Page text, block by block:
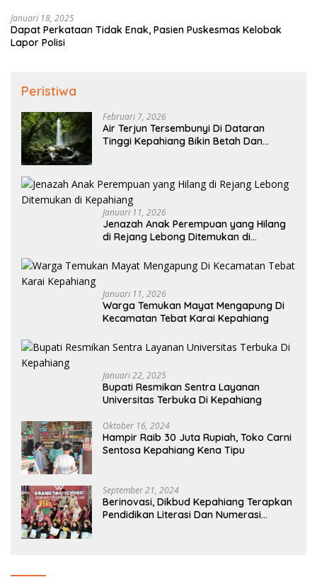
Januari 18, 2025
Dapat Perkataan Tidak Enak, Pasien Puskesmas Kelobak
Lapor Polisi
Peristiwa
Februari 7, 2026
Air Terjun Tersembunyi Di Dataran
Tinggi Kepahiang Bikin Betah Dan
Januari 11, 2026
Jenazah Anak Perempuan yang Hilang
di Rejang Lebong Ditemukan di
Januari 11, 2026
Warga Temukan Mayat Mengapung Di
Kecamatan Tebat Karai Kepahiang
Januari 22, 2025
Bupati Resmikan Sentra Layanan
Universitas Terbuka Di Kepahiang
Oktober 16, 2024
Hampir Raib 30 Juta Rupiah, Toko Carni
Sentosa Kepahiang Kena Tipu
September 21, 2024
Berinovasi, Dikbud Kepahiang Terapkan
Pendidikan Literasi Dan Numerasi